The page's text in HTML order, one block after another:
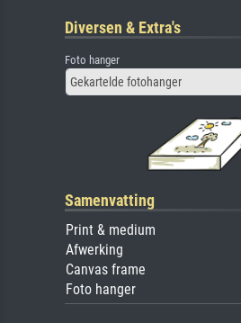
Diversen & Extra's
Foto hanger
Gekartelde fotohanger
Samenvatting
Print & medium
Afwerking
Canvas frame
Foto hanger